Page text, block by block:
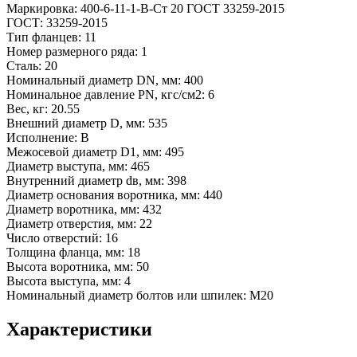
Маркировка: 400-6-11-1-В-Ст 20 ГОСТ 33259-2015
ГОСТ: 33259-2015
Тип фланцев: 11
Номер размерного ряда: 1
Сталь: 20
Номинальный диаметр DN, мм: 400
Номинальное давление PN, кгс/см2: 6
Вес, кг: 20.55
Внешний диаметр D, мм: 535
Исполнение: В
Межосевой диаметр D1, мм: 495
Диаметр выступа, мм: 465
Внутренний диаметр dв, мм: 398
Диаметр основания воротника, мм: 440
Диаметр воротника, мм: 432
Диаметр отверстия, мм: 22
Число отверстий: 16
Толщина фланца, мм: 18
Высота воротника, мм: 50
Высота выступа, мм: 4
Номинальный диаметр болтов или шпилек: М20
Характеристики